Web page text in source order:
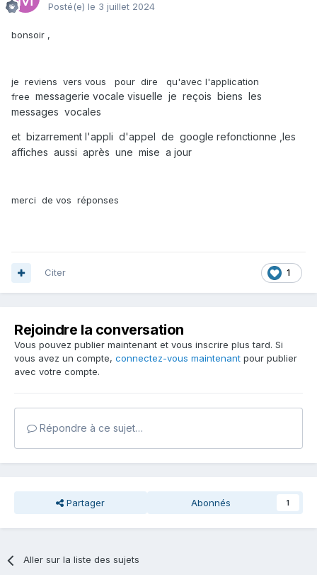
Posté(e) le 3 juillet 2024
bonsoir ,
je reviens vers vous pour dire qu'avec l'application
free messagerie vocale visuelle je reçois biens les
messages vocales
et bizarrement l'appli d'appel de google refonctionne ,les
affiches aussi après une mise a jour
merci de vos réponses
1
Citer
Rejoindre la conversation
Vous pouvez publier maintenant et vous inscrire plus tard. Si
vous avez un compte, connectez-vous maintenant pour publier
avec votre compte.
Répondre à ce sujet…
Partager Abonnés 1
Aller sur la liste des sujets